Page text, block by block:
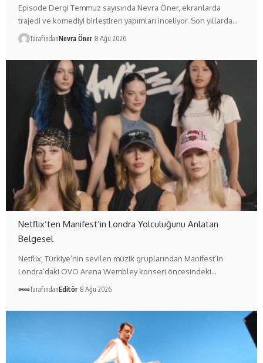
Episode Dergi Temmuz sayısında Nevra Öner, ekranlarda
trajedi ve komediyi birleştiren yapımları inceliyor. Son yıllarda…
TarafındanNevra Öner 8 Ağu 2026
Netflix’ten Manifest’in Londra Yolculuğunu Anlatan
Belgesel
Netflix, Türkiye’nin sevilen müzik gruplarından Manifest’in
Londra’daki OVO Arena Wembley konseri öncesindeki…
TarafındanEditör 8 Ağu 2026